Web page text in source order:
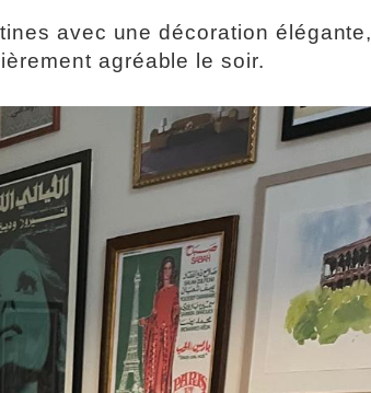
avec une décoration élégante,
agréable le soir.